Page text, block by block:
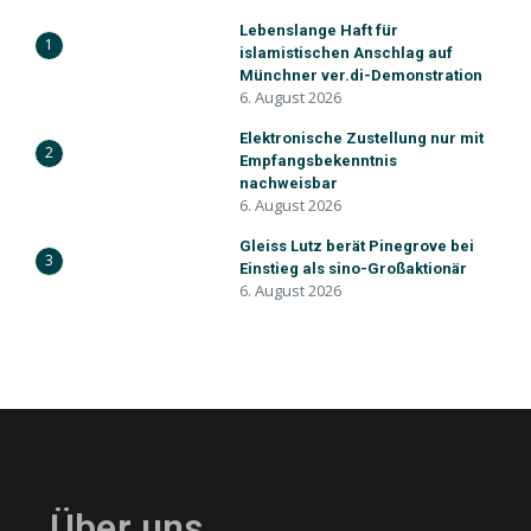
1
Lebenslange Haft für
islamistischen Anschlag auf
Münchner ver.di-Demonstration
6. August 2026
2
Elektronische Zustellung nur mit
Empfangsbekenntnis
nachweisbar
6. August 2026
3
Gleiss Lutz berät Pinegrove bei
Einstieg als sino-Großaktionär
6. August 2026